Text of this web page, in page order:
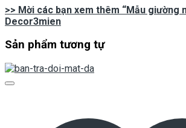
>> Mời các bạn xem thêm “Mẫu giường
Decor3mien
Sản phẩm tương tự